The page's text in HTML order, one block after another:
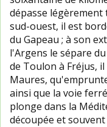
dépasse
sud-ouest, il est
du Gapeau ; à son
l'Argens le sépare
de Toulon à Fréjus,
Maures,
ainsi que la voie
plonge dans la
découpée et